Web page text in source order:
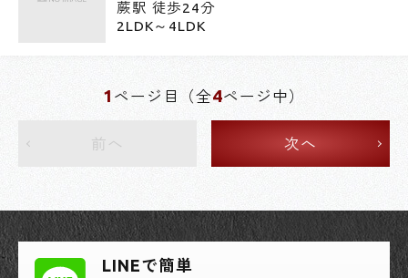
蕨駅 徒歩24分
2LDK～4LDK
1 ページ目（全4ページ中）
前へ 次へ
LINEで簡単